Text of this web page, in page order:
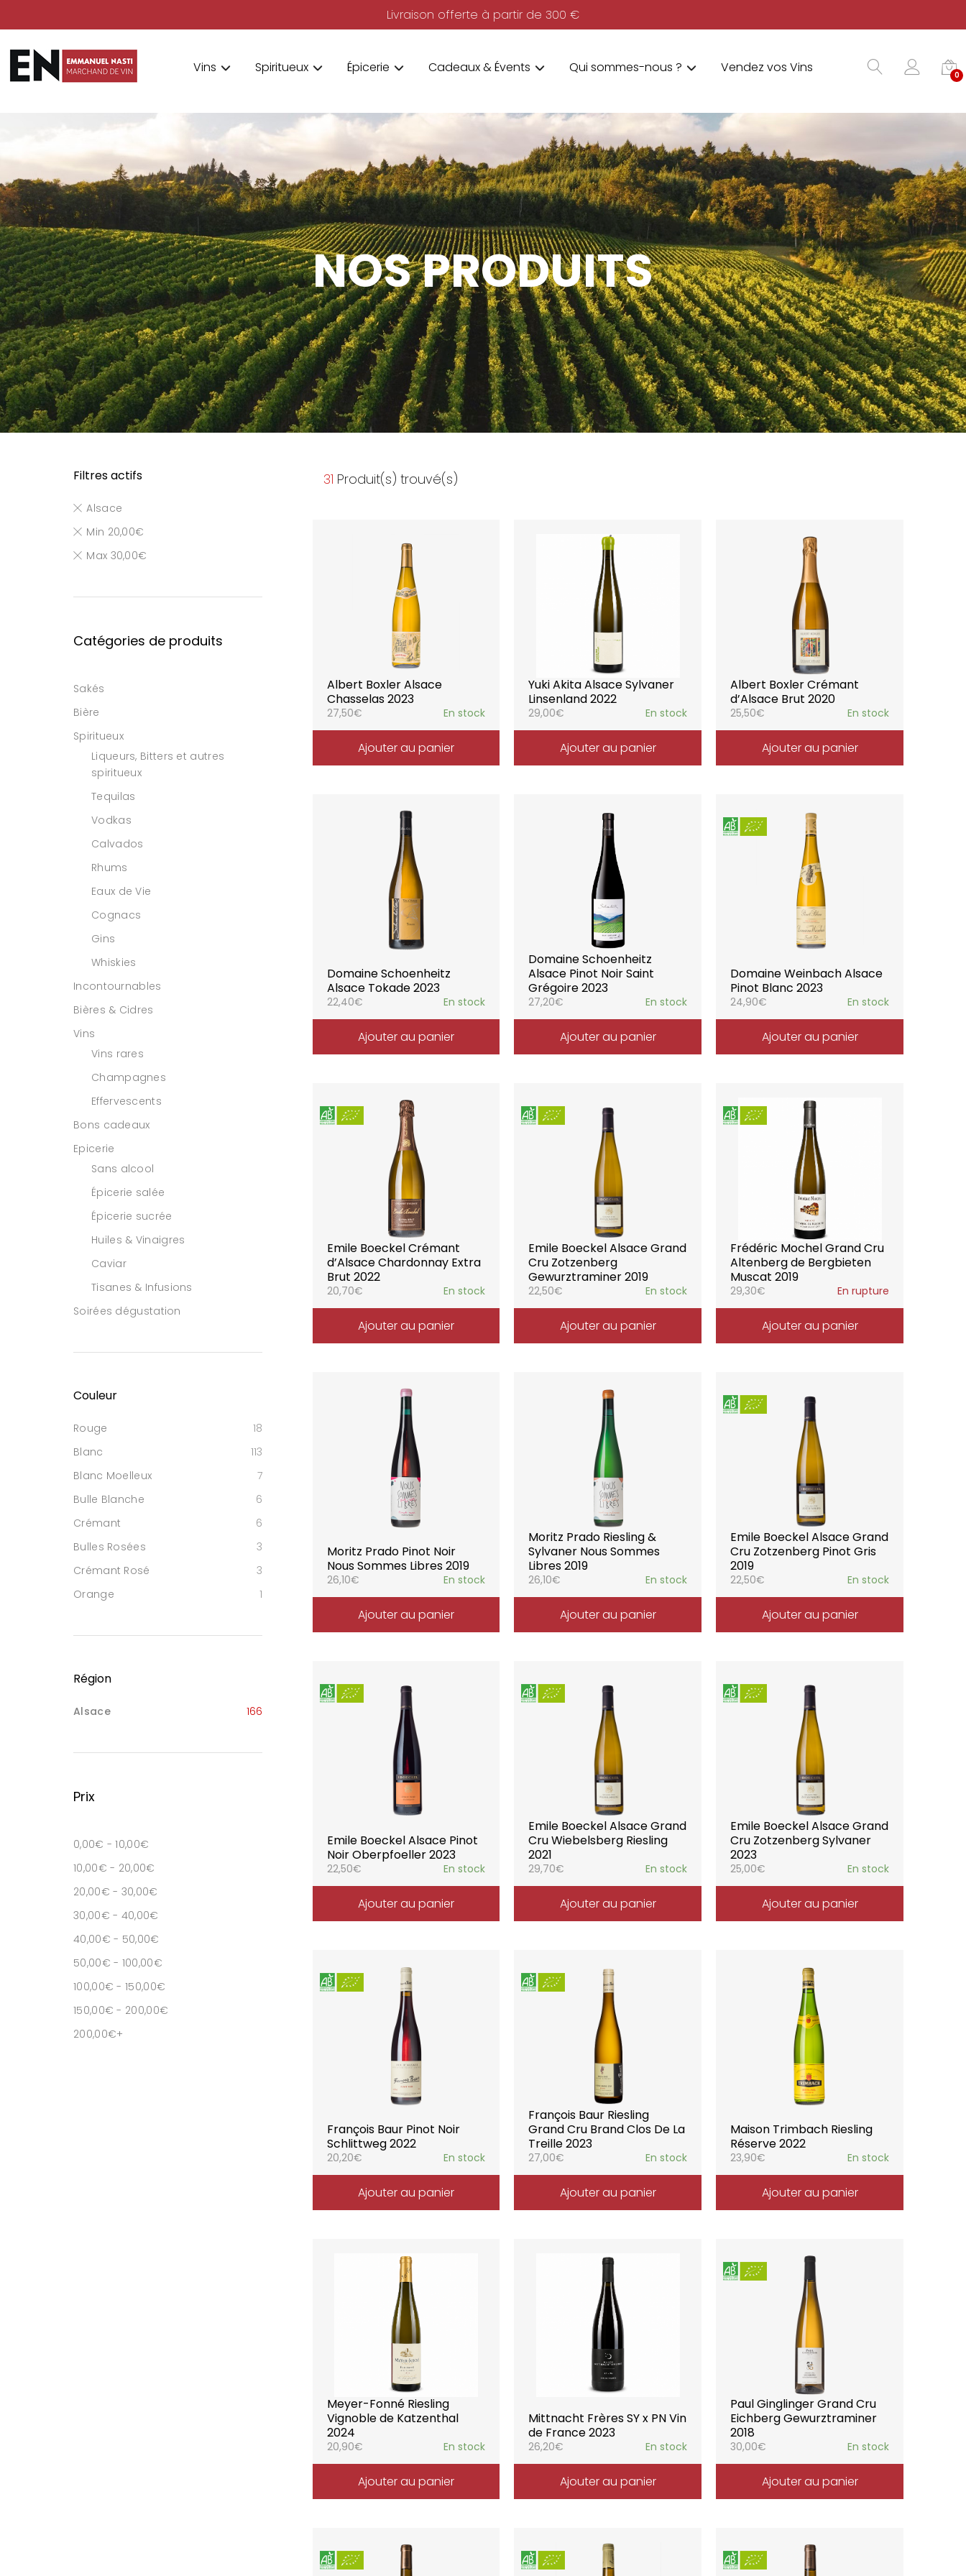
Livraison offerte à partir de 300 €
Vins Spiritueux Épicerie Cadeaux & Évents Qui sommes-nous ? Vendez vos Vins 0
NOS PRODUITS
31 Produit(s) trouvé(s)
Albert Boxler Alsace
Chasselas 2023
27,50€ En stock
Ajouter au panier
Yuki Akita Alsace Sylvaner
Linsenland 2022
29,00€ En stock
Ajouter au panier
Albert Boxler Crémant
d’Alsace Brut 2020
25,50€ En stock
Ajouter au panier
Domaine Schoenheitz
Alsace Tokade 2023
22,40€ En stock
Ajouter au panier
Domaine Schoenheitz
Alsace Pinot Noir Saint
Grégoire 2023
27,20€ En stock
Ajouter au panier
Domaine Weinbach Alsace
Pinot Blanc 2023
24,90€ En stock
Ajouter au panier
Emile Boeckel Crémant
d’Alsace Chardonnay Extra
Brut 2022
20,70€ En stock
Ajouter au panier
Emile Boeckel Alsace Grand
Cru Zotzenberg
Gewurztraminer 2019
22,50€ En stock
Ajouter au panier
Frédéric Mochel Grand Cru
Altenberg de Bergbieten
Muscat 2019
29,30€ En rupture
Ajouter au panier
Moritz Prado Pinot Noir
Nous Sommes Libres 2019
26,10€ En stock
Ajouter au panier
Moritz Prado Riesling &
Sylvaner Nous Sommes
Libres 2019
26,10€ En stock
Ajouter au panier
Emile Boeckel Alsace Grand
Cru Zotzenberg Pinot Gris
2019
22,50€ En stock
Ajouter au panier
Emile Boeckel Alsace Pinot
Noir Oberpfoeller 2023
22,50€ En stock
Ajouter au panier
Emile Boeckel Alsace Grand
Cru Wiebelsberg Riesling
2021
29,70€ En stock
Ajouter au panier
Emile Boeckel Alsace Grand
Cru Zotzenberg Sylvaner
2023
25,00€ En stock
Ajouter au panier
François Baur Pinot Noir
Schlittweg 2022
20,20€ En stock
Ajouter au panier
François Baur Riesling
Grand Cru Brand Clos De La
Treille 2023
27,00€ En stock
Ajouter au panier
Maison Trimbach Riesling
Réserve 2022
23,90€ En stock
Ajouter au panier
Meyer-Fonné Riesling
Vignoble de Katzenthal
2024
20,90€ En stock
Ajouter au panier
Mittnacht Frères SY x PN Vin
de France 2023
26,20€ En stock
Ajouter au panier
Paul Ginglinger Grand Cru
Eichberg Gewurztraminer
2018
30,00€ En stock
Ajouter au panier
Filtres actifs
Alsace
Min 20,00€
Max 30,00€
Catégories de produits
Sakés
Bière
Spiritueux
Liqueurs, Bitters et autres
spiritueux
Tequilas
Vodkas
Calvados
Rhums
Eaux de Vie
Cognacs
Gins
Whiskies
Incontournables
Bières & Cidres
Vins
Vins rares
Champagnes
Effervescents
Bons cadeaux
Epicerie
Sans alcool
Épicerie salée
Épicerie sucrée
Huiles & Vinaigres
Caviar
Tisanes & Infusions
Soirées dégustation
Couleur
Rouge
18
Blanc
113
Blanc Moelleux
7
Bulle Blanche
6
Crémant
6
Bulles Rosées
3
Crémant Rosé
3
Orange
1
Région
Alsace 166
Prix
0,00€ -10,00€
10,00€ - 20,00€
20,00€ - 30,00€
30,00€ - 40,00€
40,00€ - 50,00€
50,00€ - 100,00€
100,00€ -150,00€
150,00€ - 200,00€
200,00€+